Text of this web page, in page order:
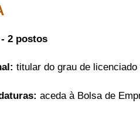
2 postos
titular do grau de
aceda à Bolsa de